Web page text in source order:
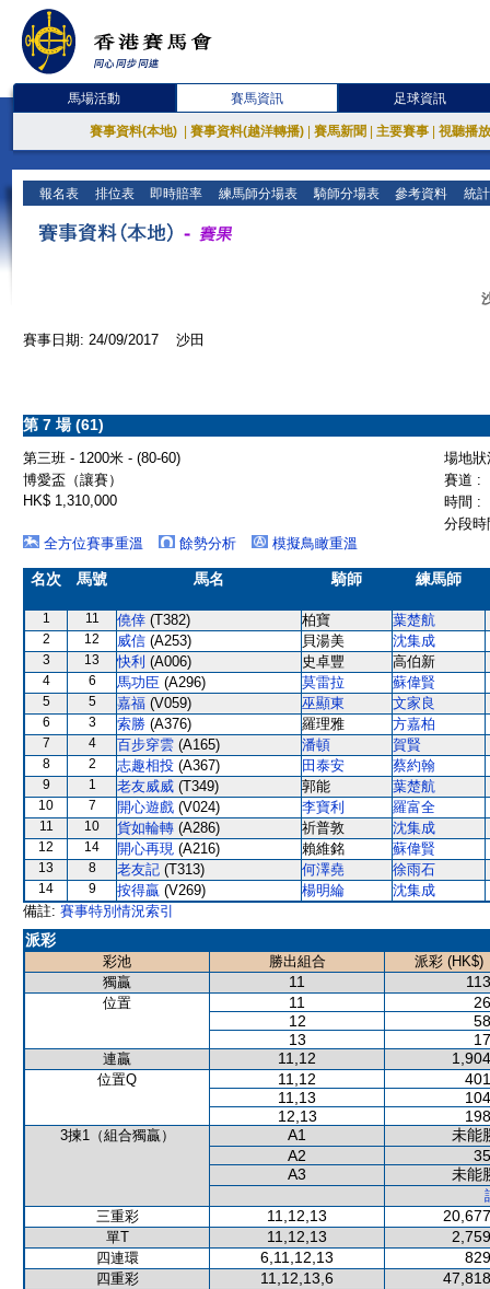
馬場活動 賽馬資訊 足球資訊
賽事資料(本地) 賽事資料(越洋轉播) 賽馬新聞 主要賽事 視聽播
報名表 排位表 即時賠率 練馬師分場表 騎師分場表 參考資料 統
賽事日期: 24/09/2017 沙田
第 7 場 (61)
第三班 - 1200米 - (80-60)
場地
博愛盃（讓賽）
賽道 :
HK$ 1,310,000
時間 :
分段
全方位賽事重溫
餘勢分析 模擬鳥瞰重溫
名次 馬號 馬名 騎師 練馬師
1 11 僥倖 (T382) 柏寶 葉楚航
2 12 威信 (A253) 貝湯美 沈集成
3 13 快利 (A006) 史卓豐 高伯新
4 6 馬功臣 (A296) 莫雷拉 蘇偉賢
5 5 嘉福 (V059) 巫顯東 文家良
6 3 索勝 (A376) 羅理雅 方嘉柏
7 4 百步穿雲 (A165) 潘頓 賀賢
8 2 志趣相投 (A367) 田泰安 蔡約翰
9 1 老友威威 (T349) 郭能 葉楚航
10 7 開心遊戲 (V024) 李寶利 羅富全
11 10 貨如輪轉 (A286) 祈普敦 沈集成
12 14 開心再現 (A216) 賴維銘 蘇偉賢
13 8 老友記 (T313) 何澤堯 徐雨石
14 9 按得贏 (V269) 楊明綸
沈集成
備註: 賽事特別情況索引
派彩
彩池 勝出組合
派彩 (HK$)
獨贏
11
位置 11
12
13
連贏 11,12
位置Q 11,12
11,13
12,13
3揀1（組合獨贏） A1
未能
A2
A3
未能
三重彩
11,12,13
單T 11,12,13
四連環 6,11,12,13
四重彩 11,12,13,6